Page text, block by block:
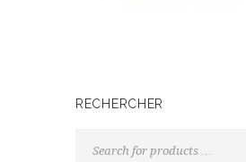
RECHERCHER